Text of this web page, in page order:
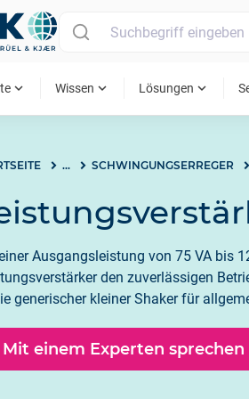
expand_more Wissen expand_more Lösungen expand_more
... SCHWINGUNGSERREGER
Ausgangsleistung von 75 VA bis
den zuverlässigen
generischer kleiner Shaker für
Mit einem Experten sprechen